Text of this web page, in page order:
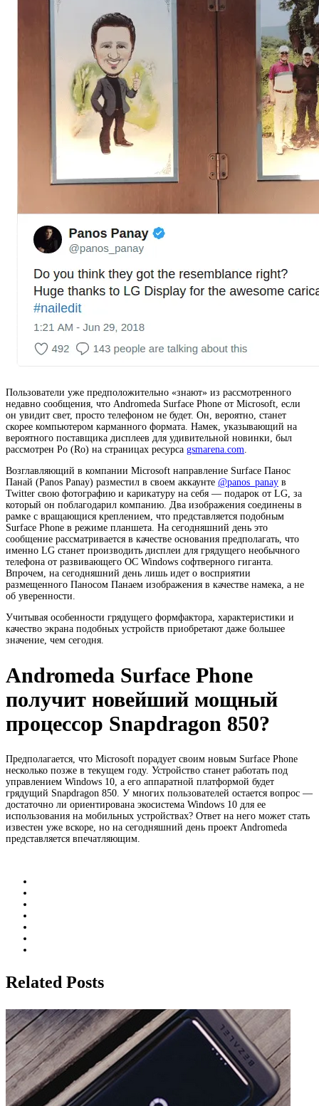
Пользователи уже предположительно «знают» из рассмотренного
недавно сообщения, что Andromeda Surface Phone от Microsoft, если
он увидит свет, просто телефоном не будет. Он, вероятно, станет
скорее компьютером карманного формата. Намек, указывающий на
вероятного поставщика дисплеев для удивительной новинки, был
рассмотрен Ро (Ro) на страницах ресурса gsmarena.com
Возглавляющий в компании Microsoft направление Surface Панос
Панай (Panos Panay) разместил в своем аккаунте @panos_panay в
Twitter свою фотографию и карикатуру на себя — подарок от LG, за
который он поблагодарил компанию. Два изображения соединены в
рамке с вращающися креплением, что представляется подобным
Surface Phone в режиме планшета. На сегодняшний день это
сообщение рассматривается в качестве основания предполагать, что
именно LG станет производить дисплеи для грядущего необычного
телефона от развивающего ОС Windows софтверного гиганта.
Впрочем, на сегодняшний день лишь идет о восприятии
размещенного Паносом Панаем изображения в качестве намека, а не
об уверенности.
Учитывая особенности грядущего формфактора, характеристики и
качество экрана подобных устройств приобретают даже большее
значение, чем сегодня.
Andromeda Surface Phone
получит новейший мощный
процессор Snapdragon 850?
Предполагается, что Microsoft порадует своим новым Surface Phone
несколько позже в текущем году. Устройство станет работать под
управлением Windows 10, а его аппаратной платформой будет
грядущий Snapdragon 850. У многих пользователей остается вопрос —
достаточно ли ориентирована экосистема Windows 10 для ее
использования на мобильных устройствах? Ответ на него может стать
известен уже вскоре, но на сегодняшний день проект Andromeda
представляется впечатляющим.
Related Posts